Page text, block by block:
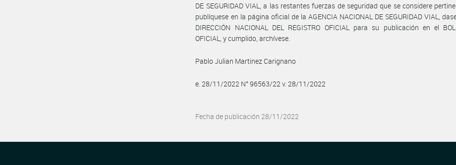
DE SEGURIDAD VIAL, a las restantes fuerzas de seguridad que se considere
publíquese en la página oficial de la AGENCIA NACIONAL DE SEGURIDAD VIAL,
DIRECCIÓN NACIONAL DEL REGISTRO OFICIAL para su publicación en el
OFICIAL, y cumplido, archívese.
Pablo Julian Martinez Carignano
e. 28/11/2022 N° 96563/22 v. 28/11/2022
Fecha de publicación 28/11/2022